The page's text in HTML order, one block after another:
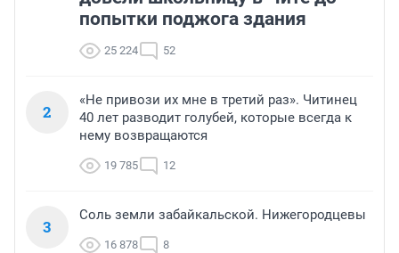
попытки поджога здания
25 224 52
2
«Не привози их мне в третий раз». Читинец
40 лет разводит голубей, которые всегда к
нему возвращаются
19 785 12
3
Соль земли забайкальской. Нижегородцевы
16 878 8